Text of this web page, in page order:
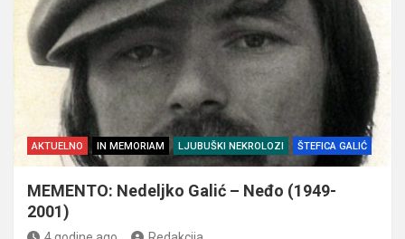
AKTUELNO IN MEMORIAM LJUBUŠKI NEKROLOZI ŠTEFICA GALIĆ
MEMENTO: Nedeljko Galić – Neđo (1949-
2001)